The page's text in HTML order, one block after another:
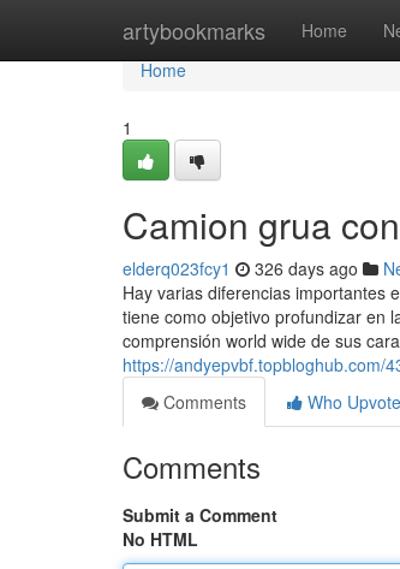
artybookmarks Home
Home
Home
1
Camion grua
elderq023fcy1 326 days ago
Hay varias diferencias importantes
tiene como objetivo profundizar en
comprensión world wide de sus
https://andyepvbf.topbloghub.com/
Comments
Who
Comments
Submit a Comment
No HTML